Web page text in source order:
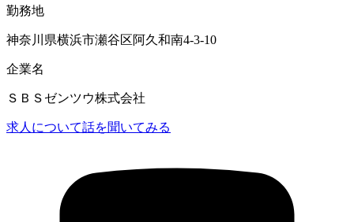
勤務地
神奈川県横浜市瀬谷区阿久和南4-3-10
企業名
ＳＢＳゼンツウ株式会社
求人について話を聞いてみる